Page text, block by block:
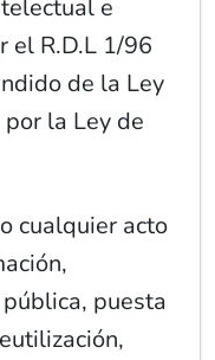
e
el R.D.L 1/96
de la Ley
la Ley de
cualquier acto
puesta